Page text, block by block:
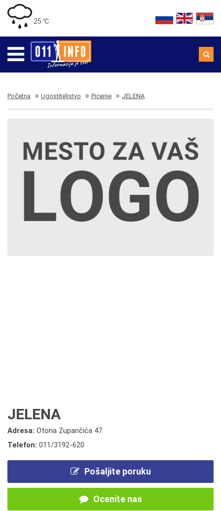
25 ℃
Početna Ugostiteljstvo Picerije JELENA
JELENA
Adresa: Otona Zupančića 47
Telefon: 011/3192-620
Pošaljite poruku
Ocenite nas